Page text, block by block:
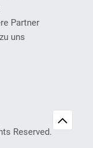
Partner
uns
Reserved.